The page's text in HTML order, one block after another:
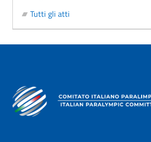
Tutti gli atti